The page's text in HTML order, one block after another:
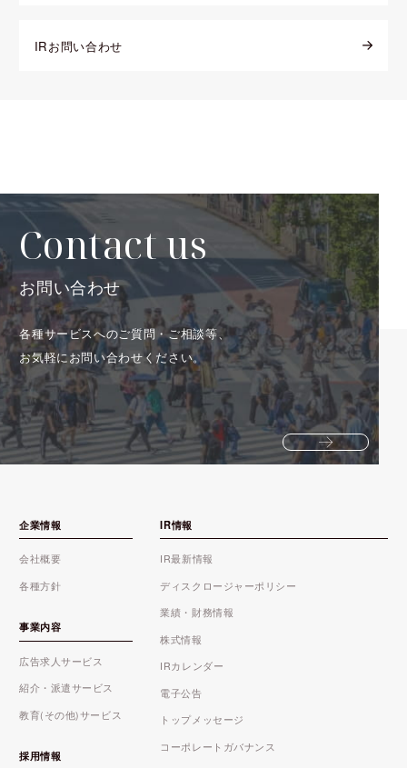
IRお問い合わせ
Contact us
お問い合わせ
各種サービスへのご質問・ご相談等、
お気軽にお問い合わせください。
企業情報
会社概要
各種方針
事業内容
広告求人サービス
紹介・派遣サービス
教育(その他)サービス
採用情報
IR情報
IR最新情報
ディスクロージャーポリシー
業績・財務情報
株式情報
IRカレンダー
電子公告
トップメッセージ
コーポレートガバナンス